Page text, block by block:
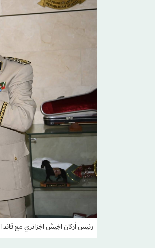
رئيس أركان الجيش الجزائري مع قائد